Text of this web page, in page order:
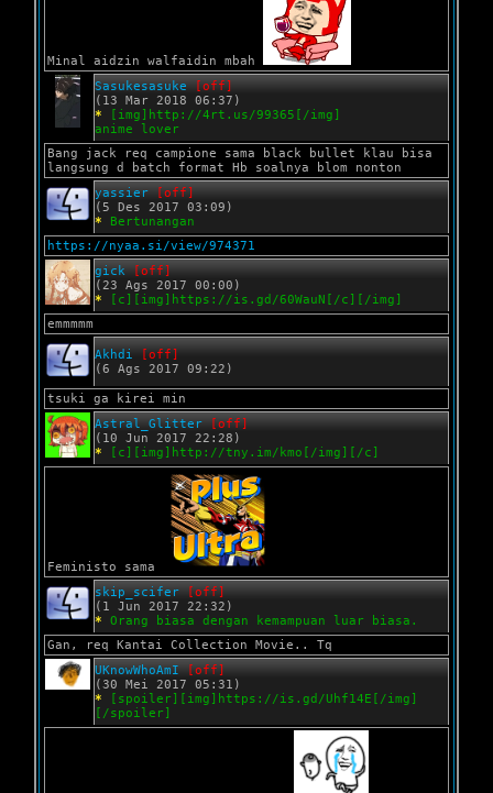
Minal aidzin walfaidin mbah
Sasukesasuke [off]
(13 Mar 2018 06:37)
*
[img]http://4rt.us/99365[/img]
anime lover
Bang jack req campione sama black bullet klau bisa
langsung d batch format Hb soalnya blom nonton
yassier [off]
(5 Des 2017 03:09)
*
Bertunangan
https://nyaa.si/view/974371
gick [off]
(23 Ags 2017 00:00)
*
[c][img]https://is.gd/60WauN[/c][/img]
emmmmm
Akhdi
[off]
(6 Ags 2017 09:22)
tsuki ga kirei min
Astral_Glitter [off]
(10 Jun 2017 22:28)
*
[c][img]http://tny.im/kmo[/img][/c]
Feministo sama
skip_scifer [off]
(1 Jun 2017 22:32)
*
Orang biasa dengan kemampuan luar biasa.
Gan, req Kantai Collection Movie.. Tq
UKnowWhoAmI [off]
(30 Mei 2017 05:31)
*
[spoiler][img]https://is.gd/Uhf14E[/img]
[/spoiler]